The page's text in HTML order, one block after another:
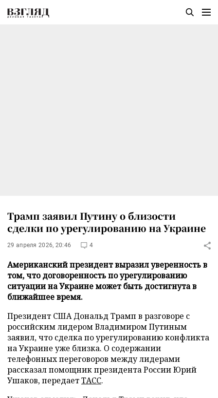
Трамп заявил Путину о близости
сделки по урегулированию на Украине
29 апреля 2026, 20:46 4
Американский президент выразил уверенность в
том, что договоренность по урегулированию
ситуации на Украине может быть достигнута в
ближайшее время.
Президент США Дональд Трамп в разговоре с
российским лидером Владимиром Путиным
заявил, что сделка по урегулированию конфликта
на Украине уже близка. О содержании
телефонных переговоров между лидерами
рассказал помощник президента России Юрий
Ушаков, передаетТАСС.